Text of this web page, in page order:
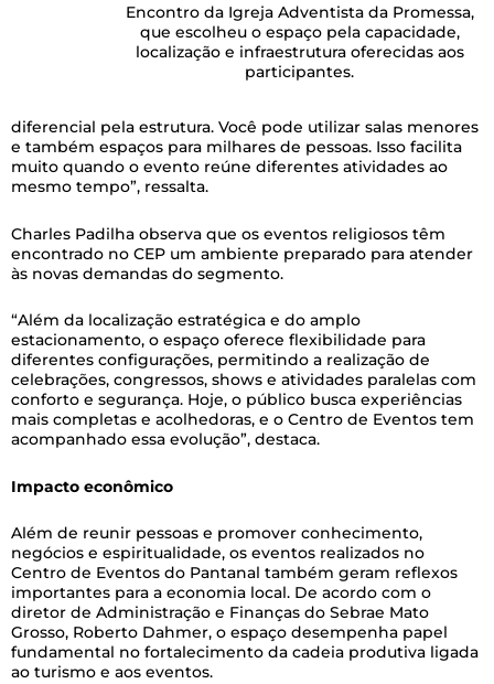
Encontro da Igreja Adventista da Promessa,
que escolheu o espaço pela capacidade,
localização e infraestrutura oferecidas aos
participantes.
diferencial pela estrutura. Você pode utilizar salas menores
e também espaços para milhares de pessoas. Isso facilita
muito quando o evento reúne diferentes atividades ao
mesmo tempo”, ressalta.
Charles Padilha observa que os eventos religiosos têm
encontrado no CEP um ambiente preparado para atender
às novas demandas do segmento.
“Além da localização estratégica e do amplo
estacionamento, o espaço oferece flexibilidade para
diferentes configurações, permitindo a realização de
celebrações, congressos, shows e atividades paralelas com
conforto e segurança. Hoje, o público busca experiências
mais completas e acolhedoras, e o Centro de Eventos tem
acompanhado essa evolução”, destaca.
Impacto econômico
Além de reunir pessoas e promover conhecimento,
negócios e espiritualidade, os eventos realizados no
Centro de Eventos do Pantanal também geram reflexos
importantes para a economia local. De acordo com o
diretor de Administração e Finanças do Sebrae Mato
Grosso, Roberto Dahmer, o espaço desempenha papel
fundamental no fortalecimento da cadeia produtiva ligada
ao turismo e aos eventos.